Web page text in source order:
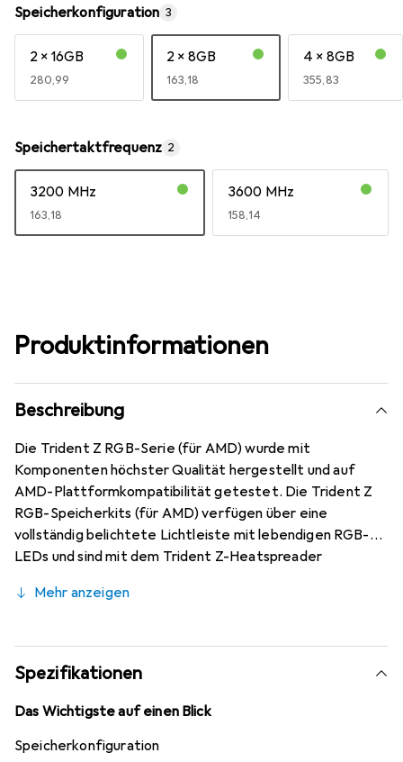
Speicherkonfiguration 3
2 x 16GB
EUR
280,99
2 x 8GB
EUR
163,18
4 x 8GB
EUR
355,83
Speichertaktfrequenz 2
3200 MHz
EUR
163,18
3600 MHz
EUR
158,14
Produktinformationen
Beschreibung
Die Trident Z RGB-Serie (für AMD) wurde mit
Komponenten höchster Qualität hergestellt und auf
AMD-Plattformkompatibilität getestet. Die Trident Z
RGB-Speicherkits (für AMD) verfügen über eine
vollständig belichtete Lichtleiste mit lebendigen RGB-
LEDs und sind mit dem Trident Z-Heatspreader
Beleuchtung mit kompromissloser Leistung für
Plattform optimierte Lebendigkeit und Leistung von
Trident Z RGB wurde jetzt um die AMD-Plattformen
erweitert. Suchen Sie einfach nach dem "X" am Ende der
Trident Z RGB-Modellnummern.Das Trident Z RGB
belichtete Lichtleiste mit lebendigen RGB-LEDs, die mit
Mehr anzeigen
Spezifikationen
Das Wichtigste auf einen Blick
Speicherkonfiguration